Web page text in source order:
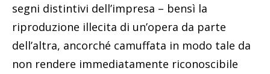
segni distintivi dell’impresa – bensì la
riproduzione illecita di un’opera da parte
dell’altra, ancorché camuffata in modo tale da
non rendere immediatamente riconoscibile